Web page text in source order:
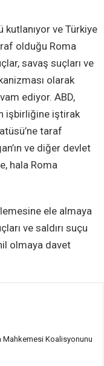
kutlanıyor ve Türkiye
olduğu Roma
savaş suçları ve
olarak
ediyor. ABD,
işbirliğine iştirak
taraf
ve diğer devlet
hala Roma
ele almaya
ve saldırı suçu
olmaya davet
Mahkemesi Koalisyonunu